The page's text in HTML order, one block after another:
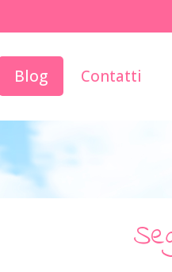
Blog Contatti